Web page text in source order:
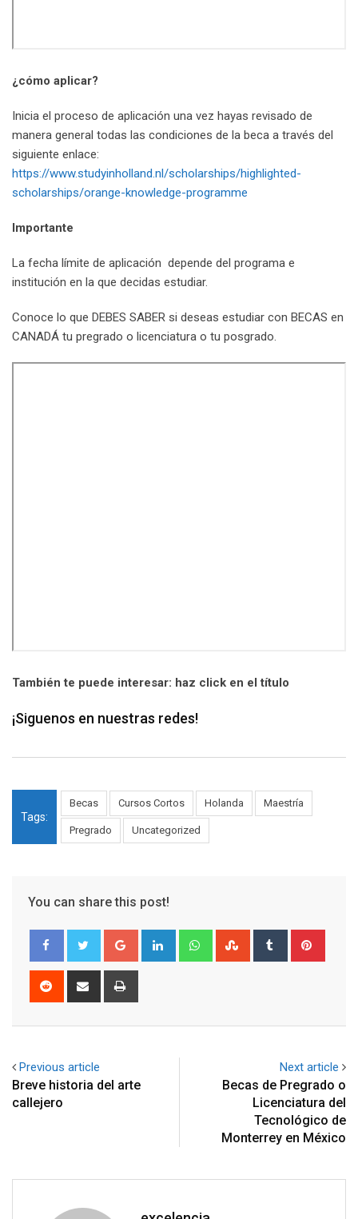
¿cómo aplicar?
Inicia el proceso de aplicación una vez hayas revisado de
manera general todas las condiciones de la beca a través del
siguiente enlace:
https://www.studyinholland.nl/scholarships/highlighted-
scholarships/orange-knowledge-programme
Importante
La fecha límite de aplicación depende del programa e
institución en la que decidas estudiar.
Conoce lo que DEBES SABER si deseas estudiar con BECAS en
CANADÁ tu pregrado o licenciatura o tu posgrado.
También te puede interesar: haz click en el título
¡Siguenos en nuestras redes!
Tags:
Becas Cursos Cortos Holanda Maestría
Pregrado Uncategorized
You can share this post!
Google+ LinkedIn WhatsappStumbleUpon
Tumblr
Reddit
Share
Previous article
Breve historia del arte
callejero
Next article
Becas de Pregrado o
Licenciatura del
Tecnológico de
Monterrey en México